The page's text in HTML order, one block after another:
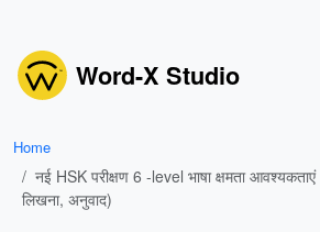
Word-X Studio
Home
नई HSK परीक्षण 6 -level भाषा क्षमता
लिखना, अनुवाद)